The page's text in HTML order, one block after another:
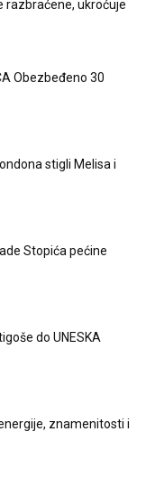
razbraćene, ukroćuje
Obezbeđeno 30
stigli Melisa i
Stopića pećine
do UNESKA
znamenitosti i